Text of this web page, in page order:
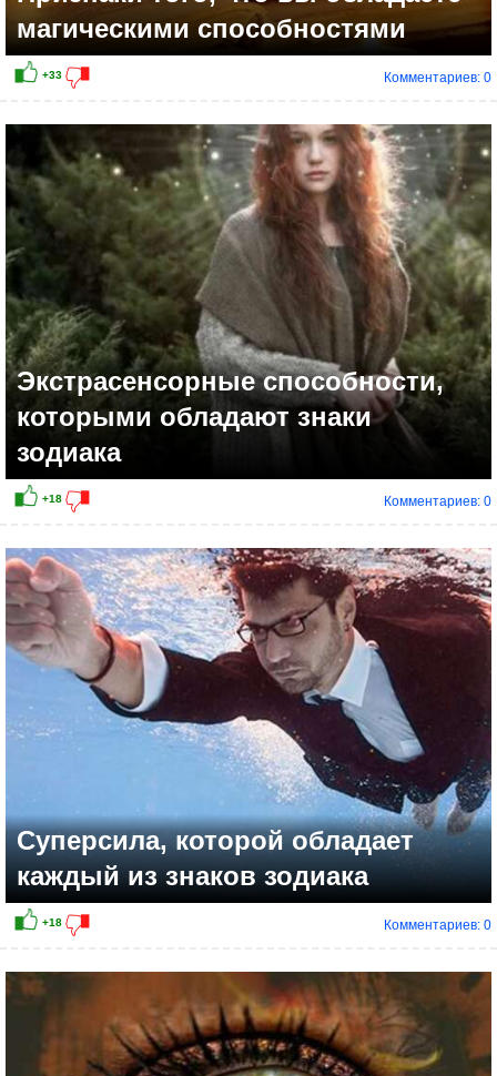
+13
магическими способностями
Комментариев: 0
Экстрасенсорные способности,
которыми обладают знаки
зодиака
Комментариев: 0
Суперсила, которой обладает
каждый из знаков зодиака
Комментариев: 0